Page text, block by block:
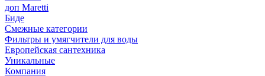
доп Maretti
Биде
Смежные категории
Фильтры и умягчители для воды
Европейская сантехника
Уникальные
Компания